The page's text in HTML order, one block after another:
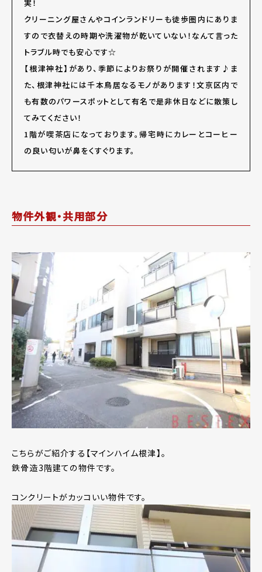
実！
クリーニング屋さんやコインランドリーも徒歩圏内にありま
すので衣替えの時期や洗濯物が乾いていない！なんて言った
トラブル時でも安心です☆
【根津神社】があり、季節によりお祭りが開催されます♪ま
た、根津神社には千本鳥居なるモノがあります！文京区内で
も有数のパワースポットとして有名で是非休日などに散策し
てみてください！
1階が喫茶店になっております。帰宅時にカレーとコーヒー
の良い匂いが鼻をくすぐります。
物件外観・共用部分
こちらがご紹介する【マインハイム根津】。
鉄骨造3階建ての物件です。
コンクリートがカッコいい物件です。